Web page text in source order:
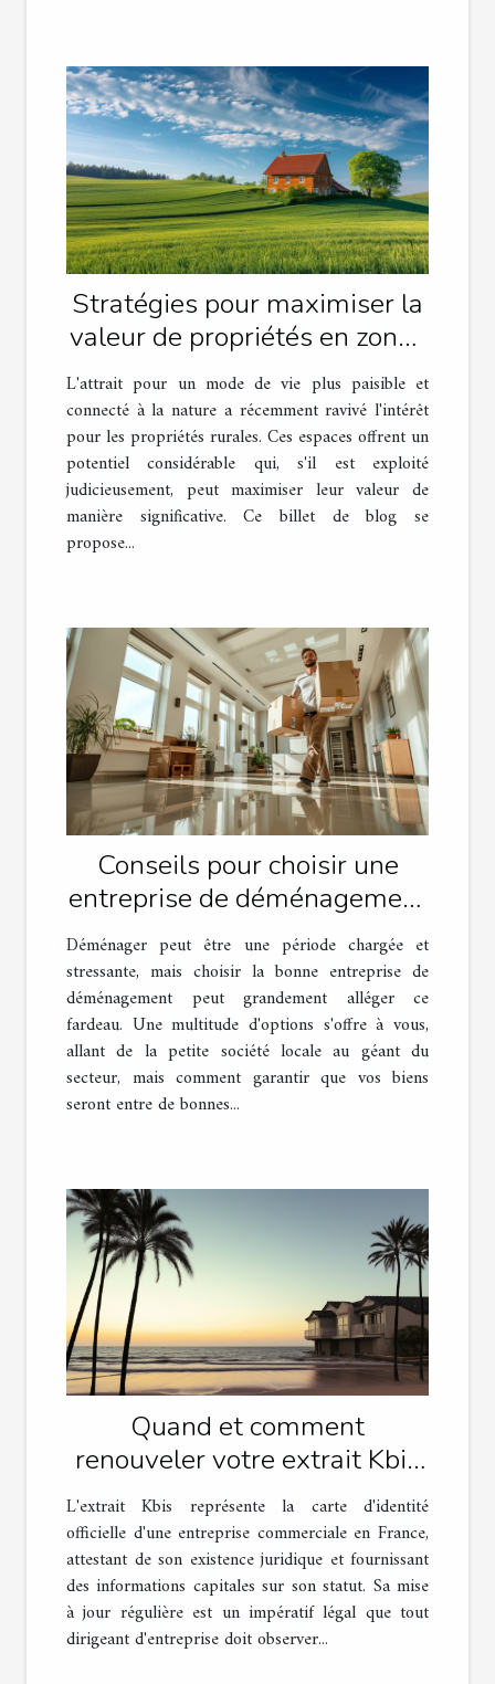
Stratégies pour maximiser la
valeur de propriétés en zones
rurales
L'attrait pour un mode de vie plus paisible et
connecté à la nature a récemment ravivé l'intérêt
pour les propriétés rurales. Ces espaces offrent un
potentiel considérable qui, s'il est exploité
judicieusement, peut maximiser leur valeur de
manière significative. Ce billet de blog se
propose...
Conseils pour choisir une
entreprise de déménagement
fiable
Déménager peut être une période chargée et
stressante, mais choisir la bonne entreprise de
déménagement peut grandement alléger ce
fardeau. Une multitude d'options s'offre à vous,
allant de la petite société locale au géant du
secteur, mais comment garantir que vos biens
seront entre de bonnes...
Quand et comment
renouveler votre extrait Kbis
pour rester en règle
L'extrait Kbis représente la carte d'identité
officielle d'une entreprise commerciale en France,
attestant de son existence juridique et fournissant
des informations capitales sur son statut. Sa mise
à jour régulière est un impératif légal que tout
dirigeant d'entreprise doit observer...